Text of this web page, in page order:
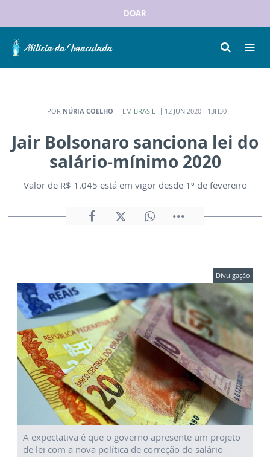
DOAR
POR NÚRIA COELHO EM BRASIL 12 JUN 2020 - 13H30
Jair Bolsonaro sanciona lei do
salário-mínimo 2020
Valor de R$ 1.045 está em vigor desde 1º de fevereiro
Divulgação
A expectativa é que o governo apresente um projeto
de lei com a nova política de correção do salário-